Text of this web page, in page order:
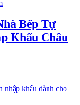
Bếp Tự
Khẩu Châu